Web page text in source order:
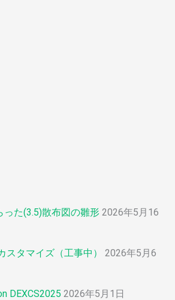
た(3.5)散布図の雛形 2026年5月16
スタマイズ（工事中）
2026年5月6
DEXCS2025 2026年5月1日